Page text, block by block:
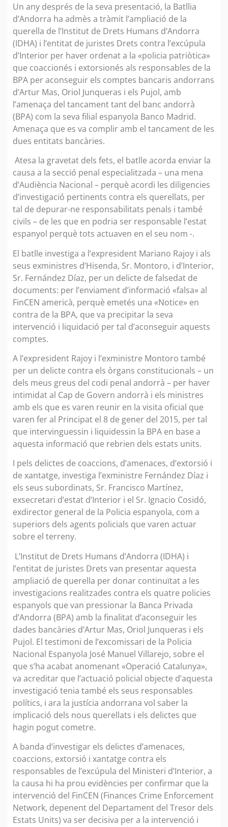
Un any després de la seva presentació, la Batllia
d’Andorra ha admès a tràmit l’ampliació de la
querella de l’Institut de Drets Humans d’Andorra
(IDHA) i l’entitat de juristes Drets contra l’excúpula
d’Interior per haver ordenat a la «policia patriòtica»
que coaccionés i extorsionés als responsables de la
BPA per aconseguir els comptes bancaris andorrans
d’Artur Mas, Oriol Junqueras i els Pujol, amb
l’amenaça del tancament tant del banc andorrà
(BPA) com la seva filial espanyola Banco Madrid.
Amenaça que es va complir amb el tancament de les
dues entitats bancàries.
Atesa la gravetat dels fets, el batlle acorda enviar la
causa a la secció penal especialitzada – una mena
d’Audiència Nacional – perquè acordi les diligencies
d’investigació pertinents contra els querellats, per
tal de depurar-ne responsabilitats penals i també
civils – de les que en podria ser responsable l’estat
espanyol perquè tots actuaven en el seu nom -.
El batlle investiga a l’expresident Mariano Rajoy i als
seus exministres d’Hisenda, Sr. Montoro, i d’Interior,
Sr. Fernández Díaz, per un delicte de falsedat de
documents: per l’enviament d’informació «falsa» al
FinCEN americà, perquè emetés una «Notice» en
contra de la BPA, que va precipitar la seva
intervenció i liquidació per tal d’aconseguir aquests
comptes.
A l’expresident Rajoy i l’exministre Montoro també
per un delicte contra els òrgans constitucionals – un
dels meus greus del codi penal andorrà – per haver
intimidat al Cap de Govern andorrà i els ministres
amb els que es varen reunir en la visita oficial que
varen fer al Principat el 8 de gener del 2015, per tal
que intervinguessin i liquidessin la BPA en base a
aquesta informació que rebrien dels estats units.
I pels delictes de coaccions, d’amenaces, d’extorsió i
de xantatge, investiga l’exministre Fernández Díaz i
els seus subordinats, Sr. Francisco Martínez,
exsecretari d’estat d’Interior i el Sr. Ignacio Cosidó,
exdirector general de la Policia espanyola, com a
superiors dels agents policials que varen actuar
sobre el terreny.
L’Institut de Drets Humans d’Andorra (IDHA) i
l’entitat de juristes Drets van presentar aquesta
ampliació de querella per donar continuïtat a les
investigacions realitzades contra els quatre policies
espanyols que van pressionar la Banca Privada
d’Andorra (BPA) amb la finalitat d’aconseguir les
dades bancàries d’Artur Mas, Oriol Junqueras i els
Pujol. El testimoni de l’excomissari de la Policia
Nacional Espanyola José Manuel Villarejo, sobre el
que s’ha acabat anomenant «Operació Catalunya»,
va acreditar que l’actuació policial objecte d’aquesta
investigació tenia també els seus responsables
polítics, i ara la justícia andorrana vol saber la
implicació dels nous querellats i els delictes que
hagin pogut cometre.
A banda d’investigar els delictes d’amenaces,
coaccions, extorsió i xantatge contra els
responsables de l’excúpula del Ministeri d’Interior, a
la causa hi ha prou evidències per confirmar que la
intervenció del FinCEN (Finances Crime Enforcement
Network, depenent del Departament del Tresor dels
Estats Units) va ser decisiva per a la intervenció i